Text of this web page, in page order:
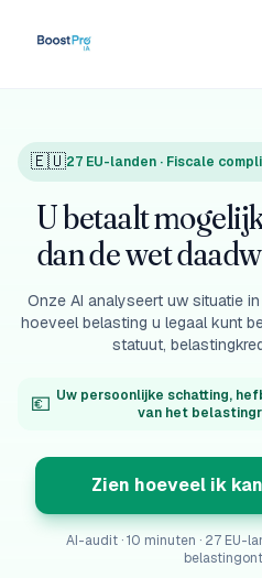
🇪🇺
U betaalt
dan de wet
Onze AI analyseert uw situatie
hoeveel belasting u legaal kunt
statuut,
💶 Uw persoonlijke schatting,
van het
Zien hoeveel ik
AI-audit · 10 minuten · 27 EU-